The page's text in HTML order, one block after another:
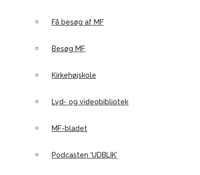
Få besøg af MF
Besøg MF
Kirkehøjskole
Lyd- og videobibliotek
MF-bladet
Podcasten ‘UDBLIK’